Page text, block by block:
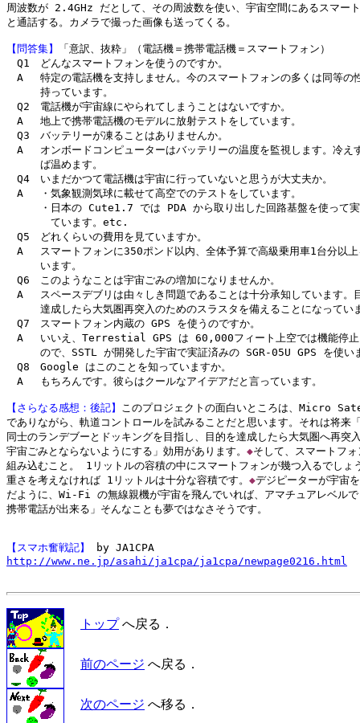
周波数が 2.4GHz だとして、その周波数を使い、宇宙空間にあるスマー
と通話する。カメラで撮った画像も送ってくる。
【問答集】
「意訳、抜粋」（電話機＝携帯電話機＝スマートフォン）
Q1　どんなスマートフォンを使うのですか。
A 　特定の電話機を支持しません。今のスマートフォンの多くは同等の
持っています。
Q2　電話機が宇宙線にやられてしまうことはないですか。
A 　地上で携帯電話機のモデルに放射テストをしています。
Q3　バッテリーが凍ることはありませんか。
A 　オンボードコンピューターはバッテリーの温度を監視します。冷え
ば温めます。
Q4　いまだかつて電話機は宇宙に行っていないと思うが大丈夫か。
A 　・気象観測気球に載せて高空でのテストをしています。
・日本の Cute1.7 では PDA から取り出した回路基盤を使って実
ています。etc.
Q5　どれくらいの費用を見ていますか。
A 　スマートフォンに350ポンド以内、全体予算で高級乗用車1台分以上
います。
Q6　このようなことは宇宙ごみの増加になりませんか。
A 　スペースデブリは由々しき問題であることは十分承知しています。
達成したら大気圏再突入のためのスラスタを備えることになってい
Q7　スマートフォン内蔵の GPS を使うのですか。
A 　いいえ、Terrestial GPS は 60,000フィート上空では機能停止
ので、SSTL が開発した宇宙で実証済みの SGR-05U GPS を使い
Q8　Google はこのことを知っていますか。
A 　もちろんです。彼らはクールなアイデアだと言っています。
【さらなる感想：後記】
このプロジェクトの面白いところは、Micro
でありながら、軌道コントロールを試みることだと思います。それは将来
同士のランデブーとドッキングを目指し、目的を達成したら大気圏へ再突
宇宙ごみとならないようにする」効用があります。 ◆そして、スマートフォ
組み込むこと。 1リットルの容積の中にスマートフォンが幾つ入るでしょ
重さを考えなければ 1リットルは十分な容積です。 ◆デジピーターが宇宙
だように、Wi-Fi の無線親機が宇宙を飛んでいれば、アマチュアレベルで
携帯電話が出来る」そんなことも夢ではなさそうです。
【スマホ奮戦記】
http://www.ne.jp/asahi/ja1cpa/ja1cpa/newpage0216.html
トップへ戻る．
前のページ へ戻る．
次のページ へ移る．